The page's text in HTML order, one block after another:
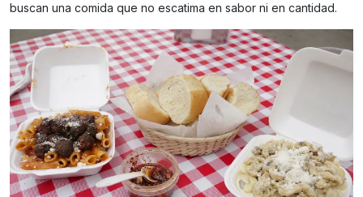
buscan una comida que no escatima en sabor ni en cantidad.